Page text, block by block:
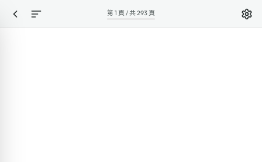
第 1 頁 / 共 293 頁